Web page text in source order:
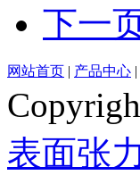
下一
网站首页 | 产品中心 |
表面张